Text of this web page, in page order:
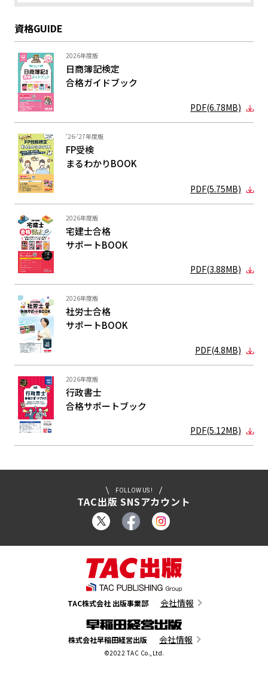
資格GUIDE
2026年度版
日商簿記検定
合格ガイドブック
PDF(6.78MB)
'26-'27年度版
FP受検
まるわかりBOOK
PDF(5.75MB)
2026年度版
宅建士合格
サポートBOOK
PDF(3.88MB)
2026年度版
社労士合格
サポートBOOK
PDF(4.8MB)
2026年度版
行政書士
合格サポートブック
PDF(5.12MB)
FOLLOW US !
TAC出版 SNSアカウント
TAC株式会社 出版事業部 会社情報
株式会社早稲田経営出版 会社情報
©2022 TAC Co.,Ltd.